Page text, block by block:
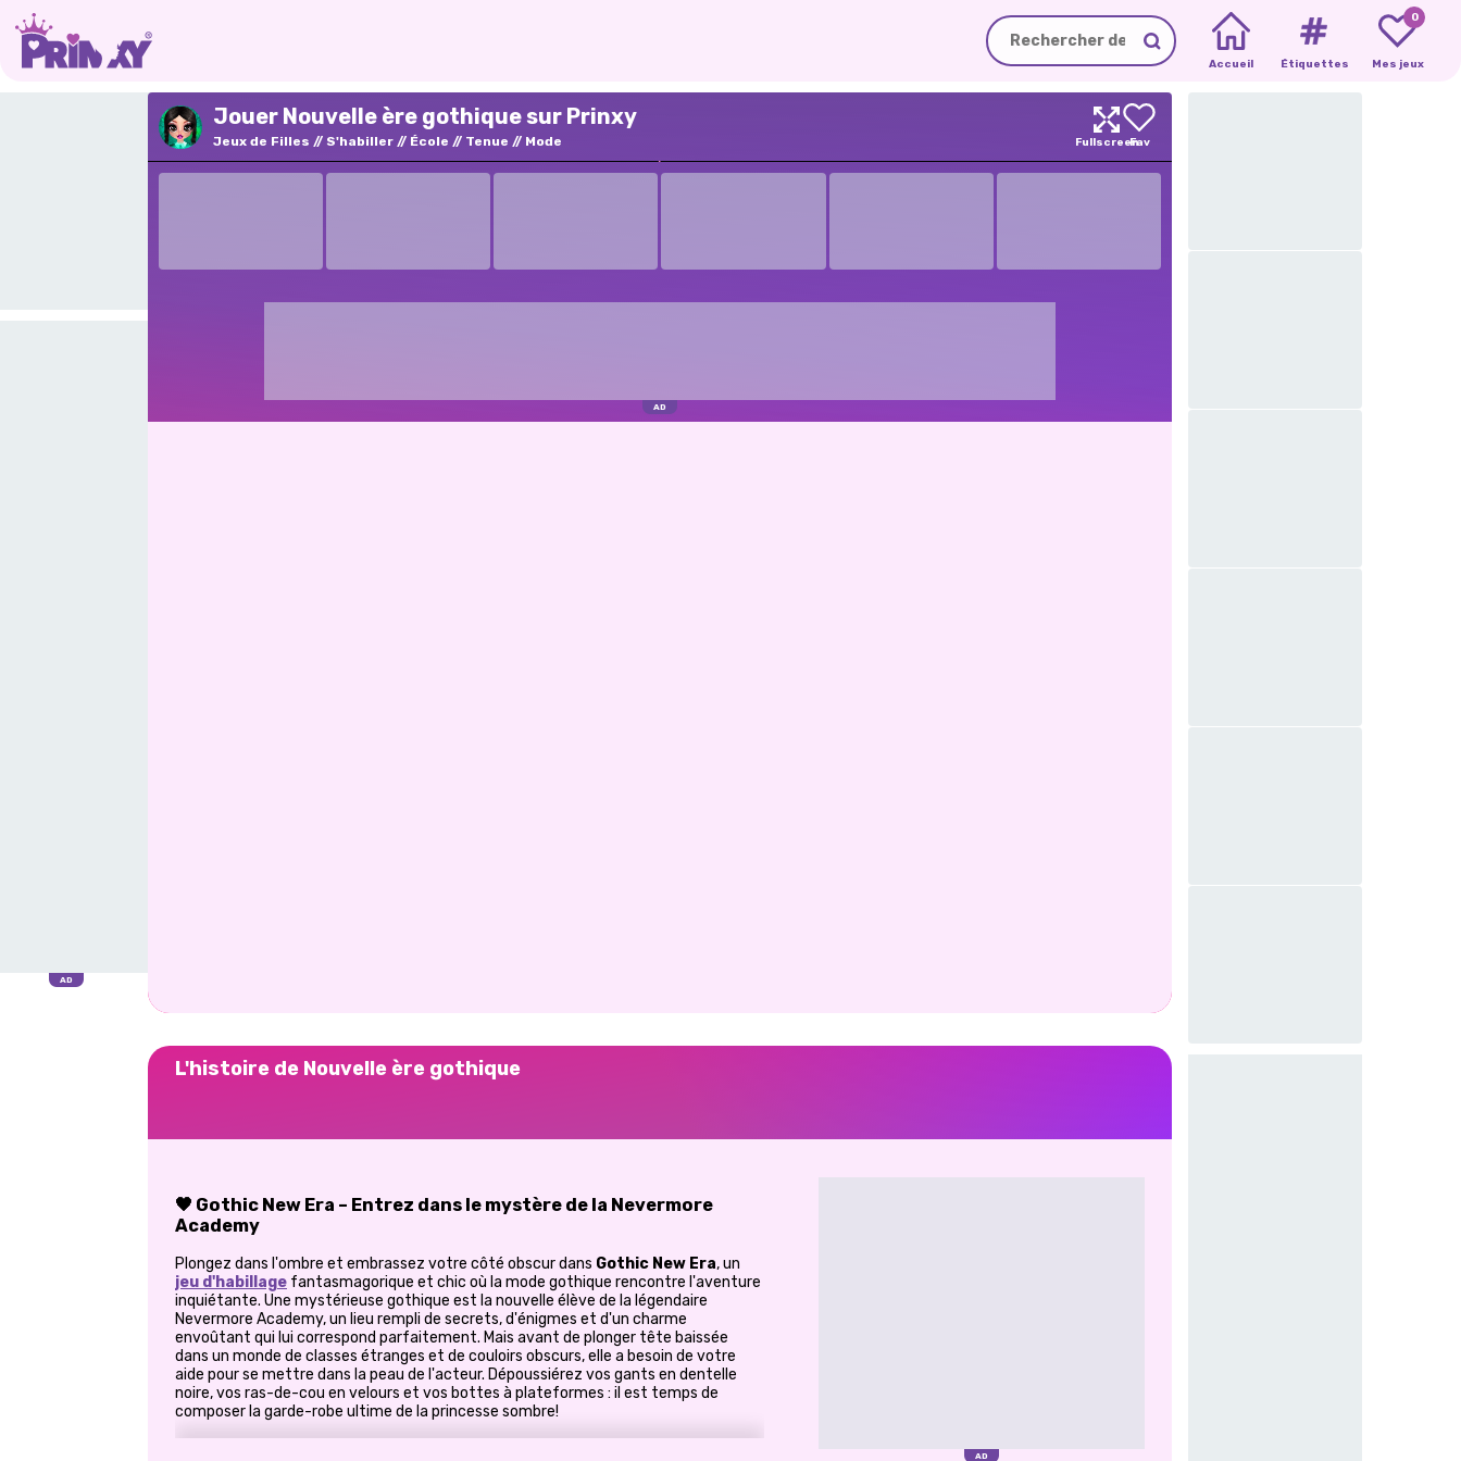
Accueil Étiquettes
0
Mes jeux
Jouer Nouvelle ère gothique sur Prinxy
Jeux de Filles S'habiller École Tenue Mode
L'histoire de Nouvelle ère gothique
🖤 Gothic New Era – Entrez dans le mystère de la Nevermore
Academy
Plongez dans l'ombre et embrassez votre côté obscur dans Gothic New Era, un
jeu d'habillage fantasmagorique et chic où la mode gothique rencontre l'aventure
inquiétante. Une mystérieuse gothique est la nouvelle élève de la légendaire
Nevermore Academy, un lieu rempli de secrets, d'énigmes et d'un charme
envoûtant qui lui correspond parfaitement. Mais avant de plonger tête baissée
dans un monde de classes étranges et de couloirs obscurs, elle a besoin de votre
aide pour se mettre dans la peau de l'acteur. Dépoussiérez vos gants en dentelle
noire, vos ras-de-cou en velours et vos bottes à plateformes : il est temps de
composer la garde-robe ultime de la princesse sombre!